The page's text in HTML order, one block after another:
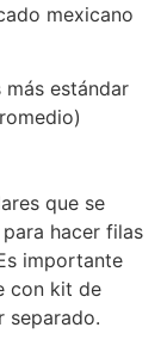
mexicano
más estándar
que se
hacer filas
importante
con kit de
separado.